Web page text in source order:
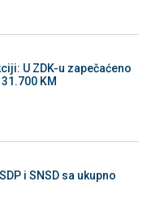
U ZDK-u zapečaćeno
KM
i SNSD sa ukupno